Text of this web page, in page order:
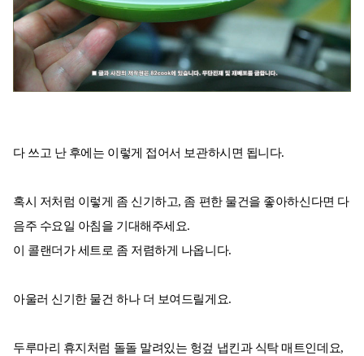
다 쓰고 난 후에는 이렇게 접어서 보관하시면 됩니다.
혹시 저처럼 이렇게 좀 신기하고, 좀 편한 물건을 좋아하신다면 다
음주 수요일 아침을 기대해주세요.
이 콜랜더가 세트로 좀 저렴하게 나옵니다.
아울러 신기한 물건 하나 더 보여드릴게요.
두루마리 휴지처럼 돌돌 말려있는 헝겊 냅킨과 식탁 매트인데요,